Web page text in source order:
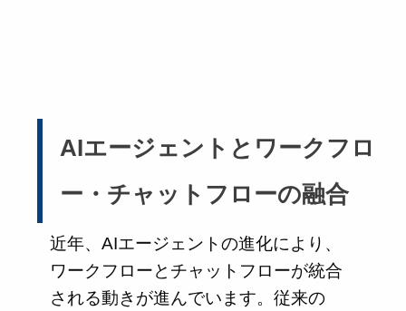
AIエージェントとワークフロ
ー・チャットフローの融合
近年、AIエージェントの進化により、
ワークフローとチャットフローが統合
される動きが進んでいます。従来の